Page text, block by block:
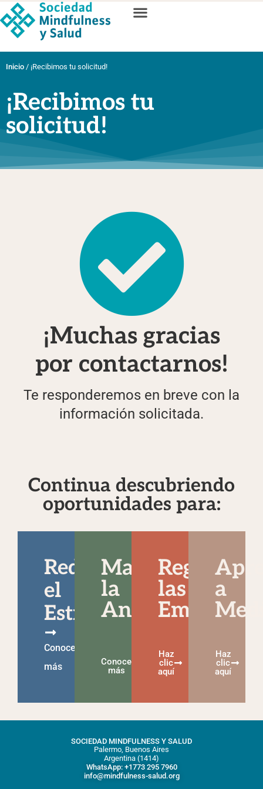
Inicio / ¡Recibimos tu solicitud!
¡Recibimos tu
solicitud!
¡Muchas gracias
por contactarnos!
Te responderemos en breve con la
información solicitada.
Continua descubriendo
oportunidades para:
Reducir
el
Estrés
Conoce
más
Manejar
la
Ansiedad
Conoce
más
Regular
las
Haz
clic
aquí
a
Haz
clic
aquí
SOCIEDAD MINDFULNESS Y SALUD
Palermo, Buenos Aires
Argentina (1414)
WhatsApp: +1773 295 7960
info@mindfulness-salud.org